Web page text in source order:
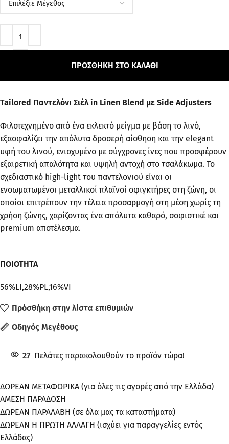
ΠΡΟΣΘΉΚΗ ΣΤΟ ΚΑΛΆΘΙ
Tailored Παντελόνι Σιέλ in Linen Blend με Side Adjusters
Φιλοτεχνημένο από ένα εκλεκτό μείγμα με βάση το λινό,
εξασφαλίζει την απόλυτα δροσερή αίσθηση και την elegant
υφή του λινού, ενισχυμένο με σύγχρονες ίνες που προσφέρουν
εξαιρετική απαλότητα και υψηλή αντοχή στο τσαλάκωμα. Το
σχεδιαστικό high-light του παντελονιού είναι οι
ενσωματωμένοι μεταλλικοί πλαϊνοί σφιγκτήρες στη ζώνη, οι
οποίοι επιτρέπουν την τέλεια προσαρμογή στη μέση χωρίς τη
χρήση ζώνης, χαρίζοντας ένα απόλυτα καθαρό, σοφιστικέ και
premium αποτέλεσμα.
ΠΟΙΟΤΗΤΑ
56%LI,28%PL,16%VI
Πρόσθήκη στην λίστα επιθυμιών
Οδηγός Μεγέθους
27 Πελάτες παρακολουθούν το προϊόν τώρα!
ΔΩΡΕΑΝ ΜΕΤΑΦΟΡΙΚΑ (για όλες τις αγορές από την Ελλάδα)
ΑΜΕΣΗ ΠΑΡΑΔΟΣΗ
ΔΩΡΕΑΝ ΠΑΡΑΛΑΒΗ (σε όλα μας τα καταστήματα)
ΔΩΡΕΑΝ Η ΠΡΩΤΗ ΑΛΛΑΓΗ (ισχύει για παραγγελίες εντός
Ελλάδας)